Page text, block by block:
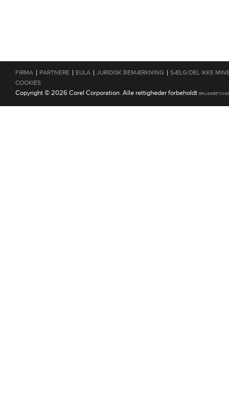
FIRMA | PARTNERE | EULA | JURIDISK BEMÆRKNING | SÆLG/DEL IKKE
COOKIES
Copyright © 2026 Corel Corporation. Alle rettigheder forbeholdt